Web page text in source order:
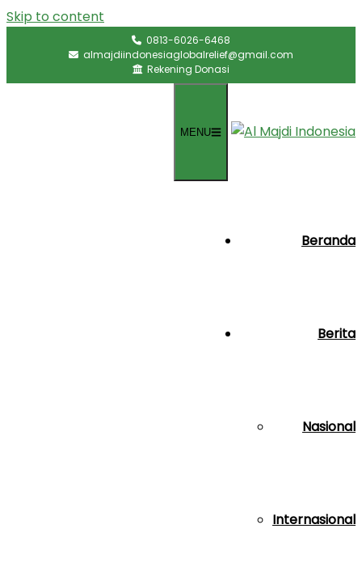
Skip to content
0813-6026-6468
almajdiindonesiaglobalrelief@gmail.com
Rekening Donasi
MENU
Beranda
Berita
Nasional
Internasional